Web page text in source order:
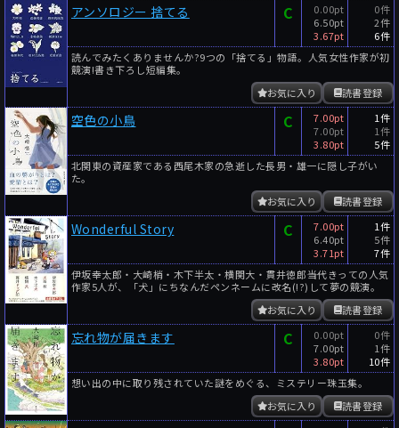
アンソロジー 捨てる C
0.00pt
6.50pt
3.67pt
0件
2件
6件
読んでみたくありませんか?9つの「捨てる」物語。人気女性作家が初
競演!書き下ろし短編集。
読書登録
お気に入り
空色の小鳥 C
7.00pt
7.00pt
3.80pt
1件
1件
5件
北関東の資産家である西尾木家の急逝した長男・雄一に隠し子がい
た。
読書登録
お気に入り
Wonderful Story C
7.00pt
6.40pt
3.71pt
1件
5件
7件
伊坂幸太郎・大崎梢・木下半太・横関大・貫井徳郎――当代きっての人気
作家5人が、「犬」にちなんだペンネームに改名(!?)して夢の競演。
読書登録
お気に入り
忘れ物が届きます C
0.00pt
7.00pt
3.80pt
0件
1件
10件
想い出の中に取り残されていた謎をめぐる、ミステリー珠玉集。
読書登録
お気に入り